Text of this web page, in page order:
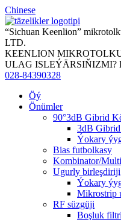
Chinese
“Sichuan Keenlion”
LTD.
KEENLION
ULAG ISLEÝÄRSIŇIZMI?
028-84390328
Öý
Önümler
90°3dB Gibrid
3dB
Ýokary
Bias futbolkasy
Kombinator/
Ugurly birleşdiriji
Ýokary
Mikrostrip
RF süzgüji
Boşluk